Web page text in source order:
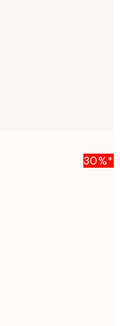
30%*